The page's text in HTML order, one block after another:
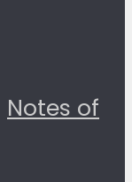
Notes of